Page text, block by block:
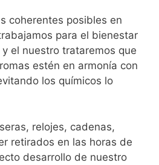
coherentes posibles en
para el bienestar
el nuestro trataremos que
estén en armonía con
los químicos lo
relojes, cadenas,
retirados en las horas de
desarrollo de nuestro